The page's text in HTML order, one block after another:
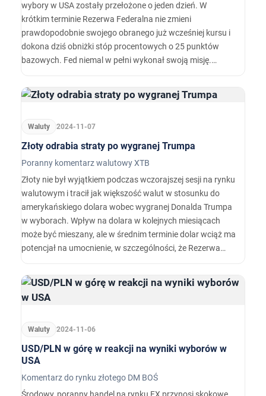
wybory w USA zostały przełożone o jeden dzień. W
krótkim terminie Rezerwa Federalna nie zmieni
prawdopodobnie swojego obranego już wcześniej kursu i
dokona dziś obniżki stóp procentowych o 25 punktów
bazowych. Fed niemal w pełni wykonał swoją misję.
uwaga amerykańskiej instytucji przeniosła się na rynek
pracy.
Waluty 2024-11-07
Złoty odrabia straty po wygranej Trumpa
Poranny komentarz walutowy XTB
Złoty nie był wyjątkiem podczas wczorajszej sesji na rynku
walutowym i tracił jak większość walut w stosunku do
amerykańskiego dolara wobec wygranej Donalda Trumpa
w wyborach. Wpływ na dolara w kolejnych miesiącach
może być mieszany, ale w średnim terminie dolar wciąż ma
potencjał na umocnienie, w szczególności, że Rezerwa
procentowych.…
Waluty 2024-11-06
USD/PLN w górę w reakcji na wyniki wyborów w
USA
Komentarz do rynku złotego DM BOŚ